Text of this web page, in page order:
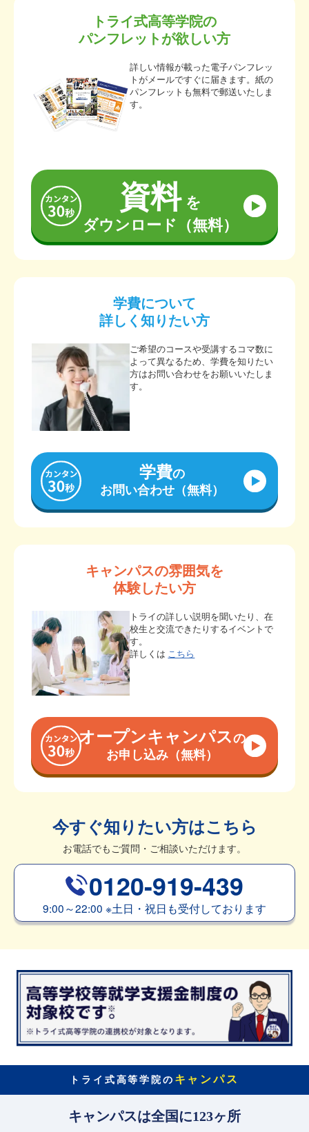
トライ式高等学院の
パンフレットが欲しい方
詳しい情報が載った電子パンフレッ
トがメールですぐに届きます。紙の
パンフレットも無料で郵送いたしま
す。
資料を
ダウンロード（無料）
学費について
詳しく知りたい方
ご希望のコースや受講するコマ数に
よって異なるため、学費を知りたい
方はお問い合わせをお願いいたしま
す。
学費の
お問い合わせ（無料）
キャンパスの雰囲気を
体験したい方
トライの詳しい説明を聞いたり、在
校生と交流できたりするイベントで
す。
詳しくは こちら
オープンキャンパスの
お申し込み（無料）
今すぐ知りたい方はこちら
お電話でもご質問・ご相談いただけます。
0120-919-439
9:00～22:00 ※土日・祝日も受付しております
トライ式高等学院の キャンパス
キャンパスは全国に123ヶ所